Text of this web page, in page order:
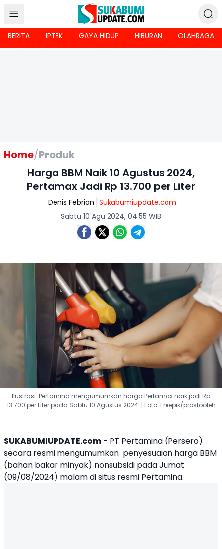
BERITA IPTEK GAYA HIDUP HIBURAN OLAHRAGA
Home/Produk
Harga BBM Naik 10 Agustus 2024,
Pertamax Jadi Rp 13.700 per Liter
Denis Febrian Sukabumiupdate.com
Sabtu 10 Agu 2024, 04:55 WIB
Ilustrasi. Pertamina mengumumkan harga Pertamax naik jadi Rp
13.700 per Liter pada Sabtu 10 Agustus 2024. | Foto: Freepik/prostooleh
SUKABUMIUPDATE.com - PT Pertamina (Persero)
secara resmi mengumumkan penyesuaian harga BBM
(bahan bakar minyak) nonsubsidi pada Jumat
(09/08/2024) malam di situs resmi Pertamina.